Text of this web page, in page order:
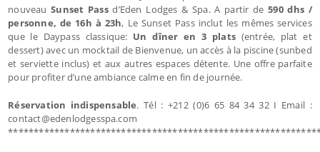
nouveauSunset Passd’Eden Lodges & Spa. A partir de590 dhs /
personne, de 16h à 23h, Le Sunset Pass inclut les mêmes services
que le Daypass classique: Un dîner en 3 plats(entrée, plat et
dessert) avec un mocktail de Bienvenue, un accès à la piscine (sunbed
et serviette inclus) et aux autres espaces détente. Une offre parfaite
pour profiter d’une ambiance calme en fin de journée.
Réservation indispensable. Tél : +212 (0)6 65 84 34 32 I Email :
contact@edenlodgesspa.com